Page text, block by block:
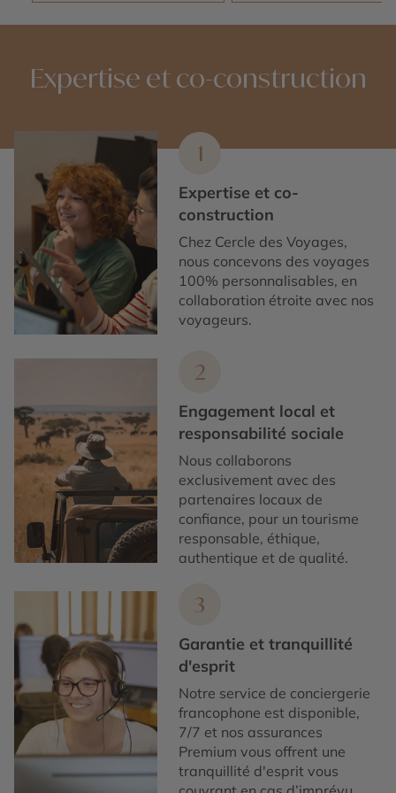
Expertise et co-construction
1
Expertise et co-
construction
Chez Cercle des Voyages,
nous concevons des voyages
100% personnalisables, en
collaboration étroite avec nos
voyageurs.
2
Engagement local et
responsabilité sociale
Nous collaborons
exclusivement avec des
partenaires locaux de
confiance, pour un tourisme
responsable, éthique,
authentique et de qualité.
3
Garantie et tranquillité
d'esprit
Notre service de conciergerie
francophone est disponible,
7/7 et nos assurances
Premium vous offrent une
tranquillité d'esprit vous